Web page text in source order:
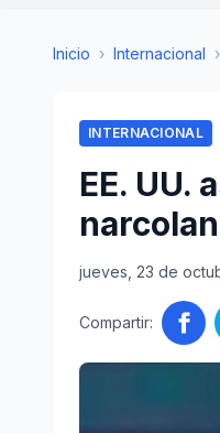
Inicio › Internacional ›
INTERNACIONAL
EE. UU.
jueves, 23 de
Compartir: